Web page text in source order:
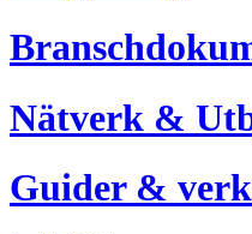
Nätverk &
Guider &